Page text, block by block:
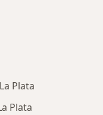
Plata
Plata